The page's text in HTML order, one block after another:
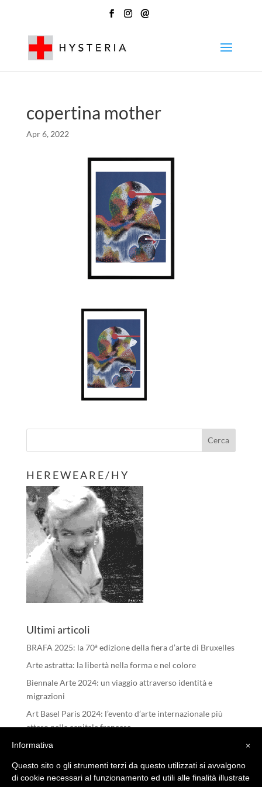
@
copertina mother
Apr 6, 2022
H E R E W E A R E / H Y
Ultimi articoli
BRAFA 2025: la 70ª edizione della fiera d’arte di Bruxelles
Arte astratta: la libertà nella forma e nel colore
Biennale Arte 2024: un viaggio attraverso identità e
migrazioni
Art Basel Paris 2024: l’evento d’arte internazionale più
atteso nella capitale francese
I RIFLESSI DELL’ANIMA – Michele Tombolini
×
Informativa
Questo sito o gli strumenti terzi da questo utilizzati si avvalgono
di cookie necessari al funzionamento ed utili alle finalità illustrate